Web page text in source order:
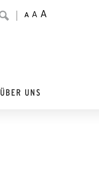
A A A
ÜBER UNS